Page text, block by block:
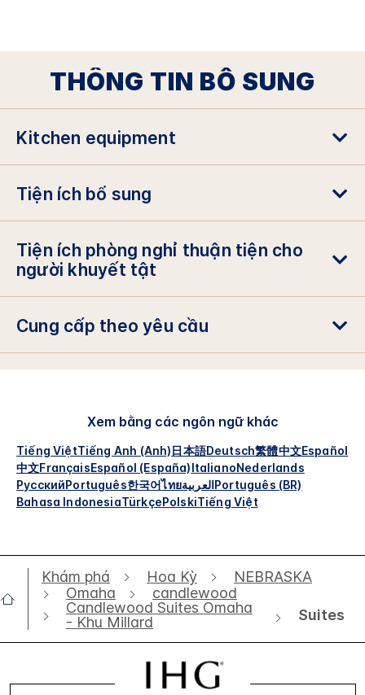
THÔNG TIN BỔ SUNG
Kitchen equipment
Tiện ích bổ sung
Tiện ích phòng nghỉ thuận tiện cho
người khuyết tật
Cung cấp theo yêu cầu
Xem bằng các ngôn ngữ khác
Tiếng ViệtTiếng Anh (Anh)日本語Deutsch繁體中文Español
中文FrançaisEspañol (España)ItalianoNederlands
РусскийPortuguês한국어ไทยالعربيةPortuguês (BR)
Bahasa IndonesiaTürkçePolskiTiếng Việt
Khám phá Hoa Kỳ
NEBRASKA
Omaha
candlewood
Candlewood Suites Omaha
- Khu Millard
Suites